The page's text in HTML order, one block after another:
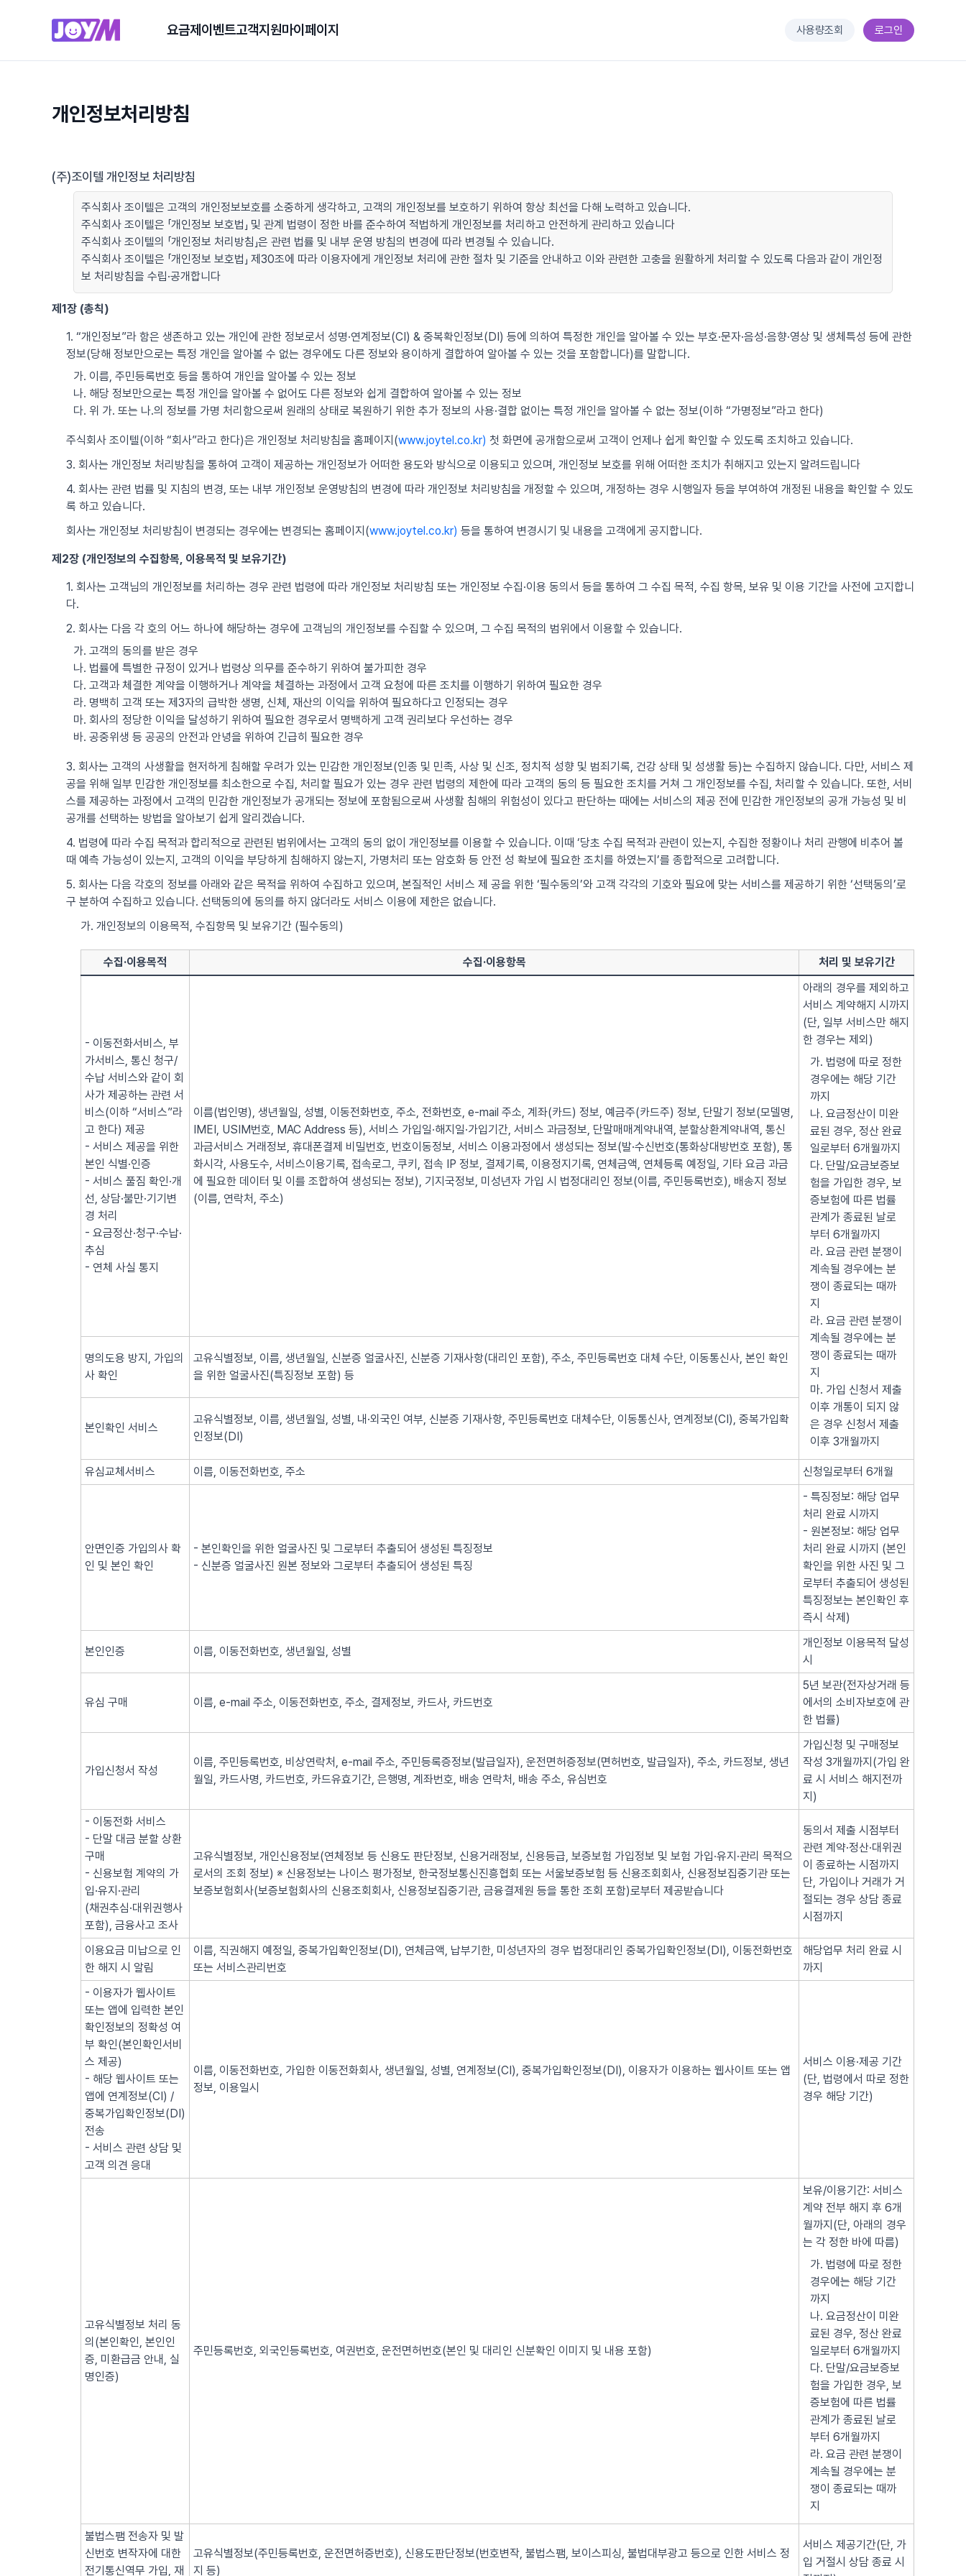
요금제 이벤트고객지원마이페이지 사용량조회 로그인
개인정보처리방침
(주)조이텔 개인정보 처리방침
주식회사 조이텔은 고객의 개인정보보호를 소중하게 생각하고, 고객의 개인정보를 보호하기 위하여 항상 최선을 다해 노력하고 있습니다.
주식회사 조이텔은 「개인정보 보호법」 및 관계 법령이 정한 바를 준수하여 적법하게 개인정보를 처리하고 안전하게 관리하고 있습니다
주식회사 조이텔의 「개인정보 처리방침」은 관련 법률 및 내부 운영 방침의 변경에 따라 변경될 수 있습니다.
주식회사 조이텔은 「개인정보 보호법」 제30조에 따라 이용자에게 개인정보 처리에 관한 절차 및 기준을 안내하고 이와 관련한 고충을 원활하게 처리할 수 있도록 다음과 같이 개인정
보 처리방침을 수립·공개합니다
제1장 (총칙)
1. “개인정보”라 함은 생존하고 있는 개인에 관한 정보로서 성명·연계정보(CI) & 중복확인정보(DI) 등에 의하여 특정한 개인을 알아볼 수 있는 부호·문자·음성·음향·영상 및 생체특성 등에 관한
정보(당해 정보만으로는 특정 개인을 알아볼 수 없는 경우에도 다른 정보와 용이하게 결합하여 알아볼 수 있는 것을 포함합니다)를 말합니다.
가. 이름, 주민등록번호 등을 통하여 개인을 알아볼 수 있는 정보
나. 해당 정보만으로는 특정 개인을 알아볼 수 없어도 다른 정보와 쉽게 결합하여 알아볼 수 있는 정보
다. 위 가. 또는 나.의 정보를 가명 처리함으로써 원래의 상태로 복원하기 위한 추가 정보의 사용·결합 없이는 특정 개인을 알아볼 수 없는 정보(이하 “가명정보”라고 한다)
주식회사 조이텔(이하 “회사”라고 한다)은 개인정보 처리방침을 홈페이지(www.joytel.co.kr) 첫 화면에 공개함으로써 고객이 언제나 쉽게 확인할 수 있도록 조치하고 있습니다.
3. 회사는 개인정보 처리방침을 통하여 고객이 제공하는 개인정보가 어떠한 용도와 방식으로 이용되고 있으며, 개인정보 보호를 위해 어떠한 조치가 취해지고 있는지 알려드립니다
4. 회사는 관련 법률 및 지침의 변경, 또는 내부 개인정보 운영방침의 변경에 따라 개인정보 처리방침을 개정할 수 있으며, 개정하는 경우 시행일자 등을 부여하여 개정된 내용을 확인할 수 있도
록 하고 있습니다.
회사는 개인정보 처리방침이 변경되는 경우에는 변경되는 홈페이지(www.joytel.co.kr) 등을 통하여 변경시기 및 내용을 고객에게 공지합니다.
제2장 (개인정보의 수집항목, 이용목적 및 보유기간)
1. 회사는 고객님의 개인정보를 처리하는 경우 관련 법령에 따라 개인정보 처리방침 또는 개인정보 수집·이용 동의서 등을 통하여 그 수집 목적, 수집 항목, 보유 및 이용 기간을 사전에 고지합니
다.
2. 회사는 다음 각 호의 어느 하나에 해당하는 경우에 고객님의 개인정보를 수집할 수 있으며, 그 수집 목적의 범위에서 이용할 수 있습니다.
가. 고객의 동의를 받은 경우
나. 법률에 특별한 규정이 있거나 법령상 의무를 준수하기 위하여 불가피한 경우
다. 고객과 체결한 계약을 이행하거나 계약을 체결하는 과정에서 고객 요청에 따른 조치를 이행하기 위하여 필요한 경우
라. 명백히 고객 또는 제3자의 급박한 생명, 신체, 재산의 이익을 위하여 필요하다고 인정되는 경우
마. 회사의 정당한 이익을 달성하기 위하여 필요한 경우로서 명백하게 고객 권리보다 우선하는 경우
바. 공중위생 등 공공의 안전과 안녕을 위하여 긴급히 필요한 경우
3. 회사는 고객의 사생활을 현저하게 침해할 우려가 있는 민감한 개인정보(인종 및 민족, 사상 및 신조, 정치적 성향 및 범죄기록, 건강 상태 및 성생활 등)는 수집하지 않습니다. 다만, 서비스 제
공을 위해 일부 민감한 개인정보를 최소한으로 수집, 처리할 필요가 있는 경우 관련 법령의 제한에 따라 고객의 동의 등 필요한 조치를 거쳐 그 개인정보를 수집, 처리할 수 있습니다. 또한, 서비
스를 제공하는 과정에서 고객의 민감한 개인정보가 공개되는 정보에 포함됨으로써 사생활 침해의 위험성이 있다고 판단하는 때에는 서비스의 제공 전에 민감한 개인정보의 공개 가능성 및 비
공개를 선택하는 방법을 알아보기 쉽게 알리겠습니다.
4. 법령에 따라 수집 목적과 합리적으로 관련된 범위에서는 고객의 동의 없이 개인정보를 이용할 수 있습니다. 이때 ‘당초 수집 목적과 관련이 있는지, 수집한 정황이나 처리 관행에 비추어 볼
때 예측 가능성이 있는지, 고객의 이익을 부당하게 침해하지 않는지, 가명처리 또는 암호화 등 안전 성 확보에 필요한 조치를 하였는지’를 종합적으로 고려합니다.
5. 회사는 다음 각호의 정보를 아래와 같은 목적을 위하여 수집하고 있으며, 본질적인 서비스 제 공을 위한 ‘필수동의’와 고객 각각의 기호와 필요에 맞는 서비스를 제공하기 위한 ‘선택동의’로
구 분하여 수집하고 있습니다. 선택동의에 동의를 하지 않더라도 서비스 이용에 제한은 없습니다.
가. 개인정보의 이용목적, 수집항목 및 보유기간 (필수동의)
수집·이용목적 수집·이용항목 처리 및 보유기간
- 이동전화서비스, 부
가서비스, 통신 청구/
수납 서비스와 같이 회
사가 제공하는 관련 서
비스(이하 “서비스”라
고 한다) 제공
- 서비스 제공을 위한
본인 식별·인증
- 서비스 풀짐 확인·개
선, 상담·불만·기기변
경 처리
- 요금정산·청구·수납·
추심
- 연체 사실 통지
이름(법인명), 생년월일, 성별, 이동전화번호, 주소, 전화번호, e-mail 주소, 계좌(카드) 정보, 예금주(카드주) 정보, 단말기 정보(모델명,
IMEI, USIM번호, MAC Address 등), 서비스 가입일·해지일·가입기간, 서비스 과금정보, 단말매매계약내역, 분할상환계약내역, 통신
과금서비스 거래정보, 휴대폰결제 비밀번호, 번호이동정보, 서비스 이용과정에서 생성되는 정보(발·수신번호(통화상대방번호 포함), 통
화시각, 사용도수, 서비스이용기록, 접속로그, 쿠키, 접속 IP 정보, 결제기록, 이용정지기록, 연체금액, 연체등록 예정일, 기타 요금 과금
에 필요한 데이터 및 이를 조합하여 생성되는 정보), 기지국정보, 미성년자 가입 시 법정대리인 정보(이름, 주민등록번호), 배송지 정보
(이름, 연락처, 주소)
아래의 경우를 제외하고
서비스 계약해지 시까지
(단, 일부 서비스만 해지
한 경우는 제외)
가. 법령에 따로 정한
경우에는 해당 기간
까지
나. 요금정산이 미완
료된 경우, 정산 완료
일로부터 6개월까지
다. 단말/요금보증보
험을 가입한 경우, 보
증보험에 따른 법률
관계가 종료된 날로
부터 6개월까지
라. 요금 관련 분쟁이
계속될 경우에는 분
쟁이 종료되는 때까
지
라. 요금 관련 분쟁이
계속될 경우에는 분
쟁이 종료되는 때까
지
마. 가입 신청서 제출
이후 개통이 되지 않
은 경우 신청서 제출
이후 3개월까지
명의도용 방지, 가입의
사 확인
고유식별정보, 이름, 생년월일, 신분증 얼굴사진, 신분증 기재사항(대리인 포함), 주소, 주민등록번호 대체 수단, 이동통신사, 본인 확인
을 위한 얼굴사진(특징정보 포함) 등
본인확인 서비스
고유식별정보, 이름, 생년월일, 성별, 내·외국인 여부, 신분증 기재사항, 주민등록번호 대체수단, 이동통신사, 연계정보(CI), 중복가입확
인정보(DI)
유심교체서비스 이름, 이동전화번호, 주소 신청일로부터 6개월
안면인증 가입의사 확
인 및 본인 확인
- 본인확인을 위한 얼굴사진 및 그로부터 추출되어 생성된 특징정보
- 신분증 얼굴사진 원본 정보와 그로부터 추출되어 생성된 특징
- 특징정보: 해당 업무
처리 완료 시까지
- 원본정보: 해당 업무
처리 완료 시까지 (본인
확인을 위한 사진 및 그
로부터 추출되어 생성된
특징정보는 본인확인 후
즉시 삭제)
본인인증 이름, 이동전화번호, 생년월일, 성별
개인정보 이용목적 달성
시
유심 구매 이름, e-mail 주소, 이동전화번호, 주소, 결제정보, 카드사, 카드번호
5년 보관(전자상거래 등
에서의 소비자보호에 관
한 법률)
가입신청서 작성
이름, 주민등록번호, 비상연락처, e-mail 주소, 주민등록증정보(발급일자), 운전면허증정보(면허번호, 발급일자), 주소, 카드정보, 생년
월일, 카드사명, 카드번호, 카드유효기간, 은행명, 계좌번호, 배송 연락처, 배송 주소, 유심번호
가입신청 및 구매정보
작성 3개월까지(가입 완
료 시 서비스 해지전까
지)
- 이동전화 서비스
- 단말 대금 분할 상환
구매
- 신용보험 계약의 가
입·유지·관리
(채권추심·대위권행사
포함), 금융사고 조사
고유식별정보, 개인신용정보(연체정보 등 신용도 판단정보, 신용거래정보, 신용등급, 보증보험 가입정보 및 보험 가입·유지·관리 목적으
로서의 조회 정보) ※ 신용정보는 나이스 평가정보, 한국정보통신진흥협회 또는 서울보증보험 등 신용조회회사, 신용정보집중기관 또는
보증보험회사(보증보험회사의 신용조회회사, 신용정보집중기관, 금융결제원 등을 통한 조회 포함)로부터 제공받습니다
동의서 제출 시점부터
관련 계약·정산·대위권
이 종료하는 시점까지
단, 가입이나 거래가 거
절되는 경우 상담 종료
시점까지
이용요금 미납으로 인
한 해지 시 알림
이름, 직권해지 예정일, 중복가입확인정보(DI), 연체금액, 납부기한, 미성년자의 경우 법정대리인 중복가입확인정보(DI), 이동전화번호
또는 서비스관리번호
해당업무 처리 완료 시
까지
- 이용자가 웹사이트
또는 앱에 입력한 본인
확인정보의 정확성 여
부 확인(본인확인서비
스 제공)
- 해당 웹사이트 또는
앱에 연계정보(CI) /
중복가입확인정보(DI)
전송
- 서비스 관련 상담 및
고객 의견 응대
이름, 이동전화번호, 가입한 이동전화회사, 생년월일, 성별, 연계정보(CI), 중복가입확인정보(DI), 이용자가 이용하는 웹사이트 또는 앱
정보, 이용일시
서비스 이용·제공 기간
(단, 법령에서 따로 정한
경우 해당 기간)
고유식별정보 처리 동
의(본인확인, 본인인
증, 미환급금 안내, 실
명인증)
주민등록번호, 외국인등록번호, 여권번호, 운전면허번호(본인 및 대리인 신분확인 이미지 및 내용 포함)
보유/이용기간: 서비스
계약 전부 해지 후 6개
월까지(단, 아래의 경우
는 각 정한 바에 따름)
가. 법령에 따로 정한
경우에는 해당 기간
까지
나. 요금정산이 미완
료된 경우, 정산 완료
일로부터 6개월까지
다. 단말/요금보증보
험을 가입한 경우, 보
증보험에 따른 법률
관계가 종료된 날로
부터 6개월까지
라. 요금 관련 분쟁이
계속될 경우에는 분
쟁이 종료되는 때까
지
불법스팸 전송자 및 발
신번호 변작자에 대한
전기통신역무 가입, 재
고유식별정보(주민등록번호, 운전면허증번호), 신용도판단정보(번호변작, 불법스팸, 보이스피싱, 불법대부광고 등으로 인한 서비스 정
지 등)
서비스 제공기간(단, 가
입 거절시 상담 종료 시